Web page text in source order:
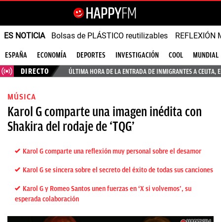
ES NOTICIA Bolsas de PLÁSTICO reutilizables REFLEXIÓN
ESPAÑA ECONOMÍA DEPORTES INVESTIGACIÓN COOL
MUNDIAL
DIRECTO
ÚLTIMA HORA DE LA ENTRADA DE INMIGRANTES A CEUTA,
MÚSICA
Karol G comparte una imagen inédita con
Shakira del rodaje de ‘TQG’
Karol G comparte una reflexión muy personal sobre el desamor
Karol G se sincera sobre el secreto del éxito de todas sus canciones
Karol G y Romeo Santos unen fuerzas en ‘X si volvemos’, su
esperada colaboración